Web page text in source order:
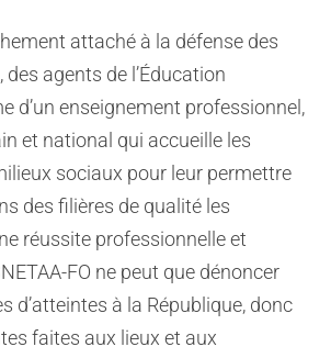
attaché à la défense des
agents de l’Éducation
d’un enseignement professionnel,
et national qui accueille les
sociaux pour leur permettre
des filières de qualité les
réussite professionnelle et
FO ne peut que dénoncer
d’atteintes à la République, donc
faites aux lieux et aux